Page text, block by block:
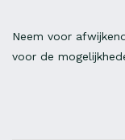
Neem voor
voor de